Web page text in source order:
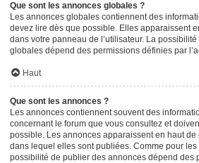
Que sont les annonces globales ?
Les annonces globales contiennent des
devez lire dès que possible. Elles apparaissent
dans votre panneau de l’utilisateur. La
globales dépend des permissions définies par
Haut
Que sont les annonces ?
Les annonces contiennent souvent des
concernant le forum que vous consultez et
possible. Les annonces apparaissent en haut
dans lequel elles sont publiées. Comme pour
possibilité de publier des annonces dépend des